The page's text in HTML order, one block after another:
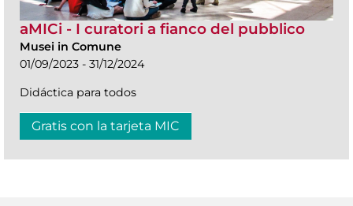
aMICi - I curatori a fianco del pubblico
Musei in Comune
01/09/2023 - 31/12/2024
Didáctica para todos
Gratis con la tarjeta MIC